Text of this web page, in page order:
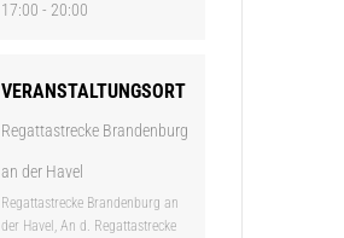
17:00 - 20:00
VERANSTALTUNGSORT
Regattastrecke Brandenburg
an der Havel
Regattastrecke Brandenburg an
der Havel, An d. Regattastrecke